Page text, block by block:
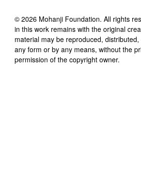
© 2026 Mohanji Foundation. All rights
in this work remains with the original
material may be reproduced,
any form or by any means, without the
permission of the copyright owner.